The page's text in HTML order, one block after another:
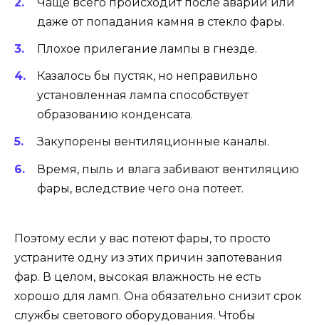
даже от попадания камня в стекло фары.
Плохое прилегание лампы в гнезде.
Казалось бы пустяк, но неправильно
установленная лампа способствует
образованию конденсата.
Закупорены вентиляционные каналы.
Время, пыль и влага забивают вентиляцию
фары, вследствие чего она потеет.
Поэтому если у вас потеют фары, то просто
устраните одну из этих причин запотевания
фар. В целом, высокая влажность не есть
хорошо для ламп. Она обязательно снизит срок
службы светового оборудования. Чтобы